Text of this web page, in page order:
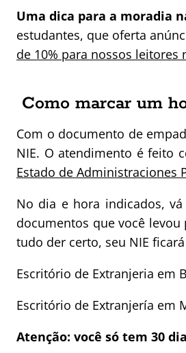
Uma dica para a moradia
estudantes, que oferta
de 10% para nossos
Como marcar um
Com o documento de
NIE. O atendimento é feito
Estado de Administraciones
No dia e hora indicados,
documentos que você
tudo der certo, seu NIE
Escritório de Extranjeria em
Escritório de Extranjería em
Atenção: você só tem 30